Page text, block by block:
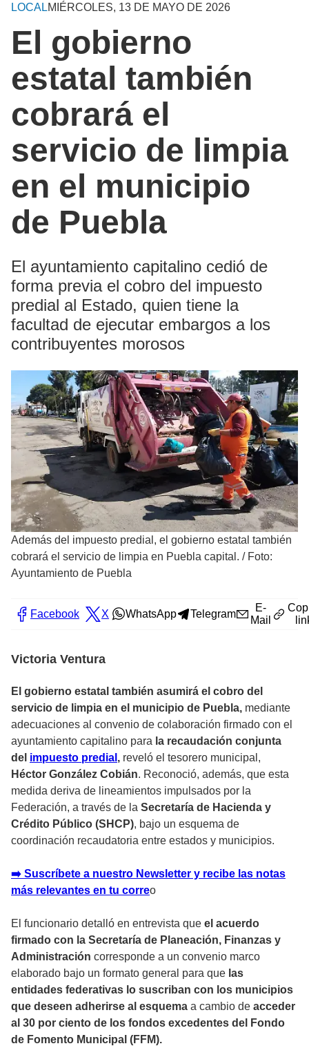
LOCALMIÉRCOLES, 13 DE MAYO DE 2026
El gobierno
estatal también
cobrará el
servicio de limpia
en el municipio
de Puebla
El ayuntamiento capitalino cedió de
forma previa el cobro del impuesto
predial al Estado, quien tiene la
facultad de ejecutar embargos a los
contribuyentes morosos
Además del impuesto predial, el gobierno estatal también
cobrará el servicio de limpia en Puebla capital. / Foto:
Ayuntamiento de Puebla
Facebook X WhatsApp Telegram
E-
Mail
Victoria Ventura
El gobierno estatal también asumirá el cobro del
servicio de limpia en el municipio de Puebla, mediante
adecuaciones al convenio de colaboración firmado con el
ayuntamiento capitalino para la recaudación conjunta
del impuesto predial , reveló el tesorero municipal,
Héctor González Cobián. Reconoció, además, que esta
medida deriva de lineamientos impulsados por la
Federación, a través de la Secretaría de Hacienda y
Crédito Público (SHCP), bajo un esquema de
coordinación recaudatoria entre estados y municipios.
➡️ Suscríbete a nuestro Newsletter y recibe las notas
más relevantes en tu correo
El funcionario detalló en entrevista que el acuerdo
firmado con la Secretaría de Planeación, Finanzas y
Administración corresponde a un convenio marco
elaborado bajo un formato general para que las
entidades federativas lo suscriban con los municipios
que deseen adherirse al esquema a cambio de acceder
al 30 por ciento de los fondos excedentes del Fondo
de Fomento Municipal (FFM).